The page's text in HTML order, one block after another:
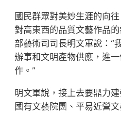
國民群眾對美妙生涯的向
對高東西的品質文藝作品
部藝術司司長明文軍說：“
辦事和文明產物供應，進
作。”
明文軍說，接上去要鼎力
國有文藝院團、平易近營